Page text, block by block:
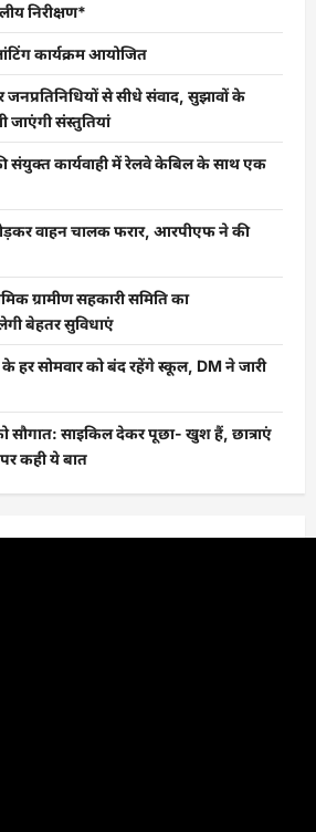
निरीक्षण*
कार्यक्रम आयोजित
जनप्रतिनिधियों से सीधे संवाद, सुझावों के
संस्तुतियां
कार्यवाही में रेलवे केबिल के साथ एक
वाहन चालक फरार, आरपीएफ ने की
ग्रामीण सहकारी समिति का
बेहतर सुविधाएं
हर सोमवार को बंद रहेंगे स्कूल, DM ने जारी
सौगात: साइकिल देकर पूछा- खुश हैं, छात्राएं
कही ये बात